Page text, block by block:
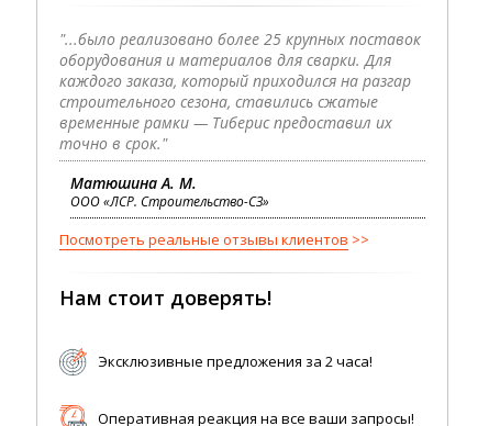
"...было реализовано более 25 крупных поставок
оборудования и материалов для сварки. Для
каждого заказа, который приходился на разгар
строительного сезона, ставились сжатые
временные рамки — Тиберис предоставил их
точно в срок."
Матюшина А. М.
ООО «ЛСР. Строительство-СЗ»
Посмотреть реальные отзывы клиентов
Нам стоит доверять!
Эксклюзивные предложения за 2 часа!
Оперативная реакция на все ваши запросы!